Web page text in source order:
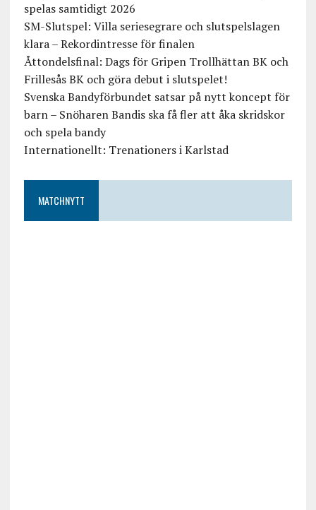
spelas samtidigt 2026
SM-Slutspel: Villa seriesegrare och slutspelslagen
klara – Rekordintresse för finalen
Åttondelsfinal: Dags för Gripen Trollhättan BK och
Frillesås BK och göra debut i slutspelet!
Svenska Bandyförbundet satsar på nytt koncept för
barn – Snöharen Bandis ska få fler att åka skridskor
och spela bandy
Internationellt: Trenationers i Karlstad
MATCHNYTT